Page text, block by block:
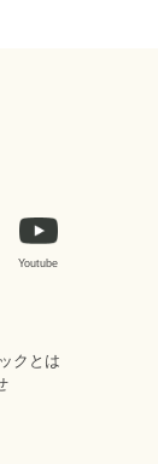
Youtube
クとは